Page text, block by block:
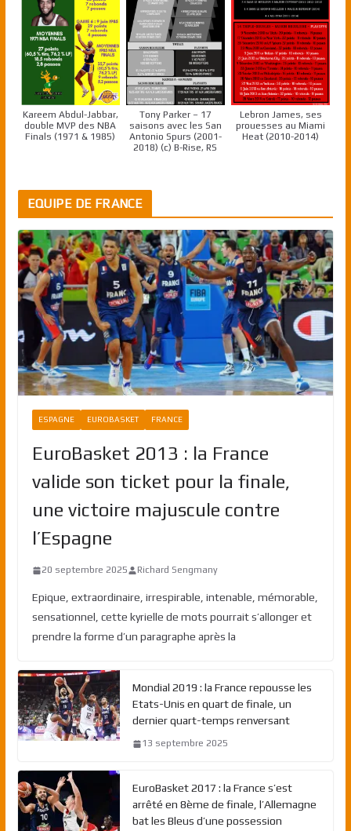
Kareem Abdul-Jabbar,
double MVP des NBA
Finals (1971 & 1985)
Tony Parker – 17
saisons avec les San
Antonio Spurs (2001-
2018) (c) B-Rise, RS
Lebron James, ses
prouesses au Miami
Heat (2010-2014)
EQUIPE DE FRANCE
ESPAGNE EUROBASKET FRANCE
EuroBasket 2013 : la France
valide son ticket pour la finale,
une victoire majuscule contre
l’Espagne
20 septembre 2025 Richard Sengmany
Epique, extraordinaire, irrespirable, intenable, mémorable,
sensationnel, cette kyrielle de mots pourrait s’allonger et
prendre la forme d’un paragraphe après la
Mondial 2019 : la France repousse les
Etats-Unis en quart de finale, un
dernier quart-temps renversant
13 septembre 2025
EuroBasket 2017 : la France s’est
arrêté en 8ème de finale, l’Allemagne
bat les Bleus d’une possession